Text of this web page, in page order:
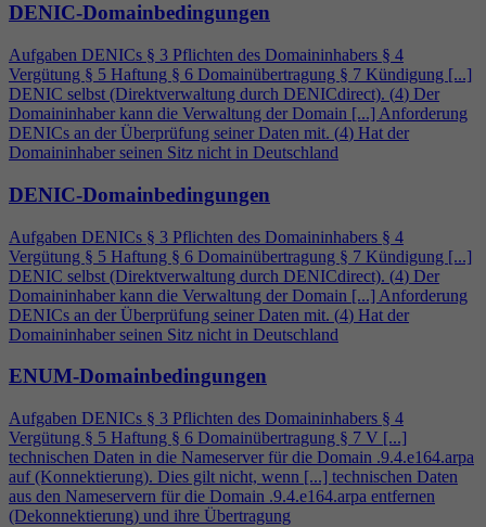
DENIC-Domainbedingungen
Aufgaben DENICs § 3 Pflichten des Domaininhabers § 4
Vergütung § 5 Haftung § 6 Domainübertragung § 7 Kündigung [...]
DENIC selbst (Direktverwaltung durch DENICdirect). (4) Der
Domaininhaber kann die Verwaltung der Domain [...] Anforderung
DENICs an der Überprüfung seiner Daten mit. (4) Hat der
Domaininhaber seinen Sitz nicht in Deutschland
DENIC-Domainbedingungen
Aufgaben DENICs § 3 Pflichten des Domaininhabers § 4
Vergütung § 5 Haftung § 6 Domainübertragung § 7 Kündigung [...]
DENIC selbst (Direktverwaltung durch DENICdirect). (4) Der
Domaininhaber kann die Verwaltung der Domain [...] Anforderung
DENICs an der Überprüfung seiner Daten mit. (4) Hat der
Domaininhaber seinen Sitz nicht in Deutschland
ENUM-Domainbedingungen
Aufgaben DENICs § 3 Pflichten des Domaininhabers § 4
Vergütung § 5 Haftung § 6 Domainübertragung § 7 V [...]
technischen Daten in die Nameserver für die Domain .9.4.e164.arpa
auf (Konnektierung). Dies gilt nicht, wenn [...] technischen Daten
aus den Nameservern für die Domain .9.4.e164.arpa entfernen
(Dekonnektierung) und ihre Übertragung